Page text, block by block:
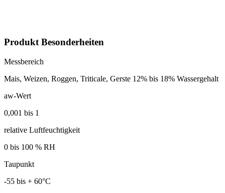
Produkt Besonderheiten
Messbereich
Mais, Weizen, Roggen, Triticale, Gerste 12% bis 18% Wassergehalt
aw-Wert
0,001 bis 1
relative Luftfeuchtigkeit
0 bis 100 % RH
Taupunkt
-55 bis + 60°C